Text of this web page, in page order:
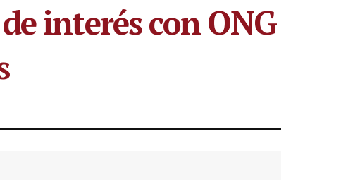
interés con ONG